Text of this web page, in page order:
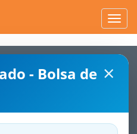
×
- Bolsa de